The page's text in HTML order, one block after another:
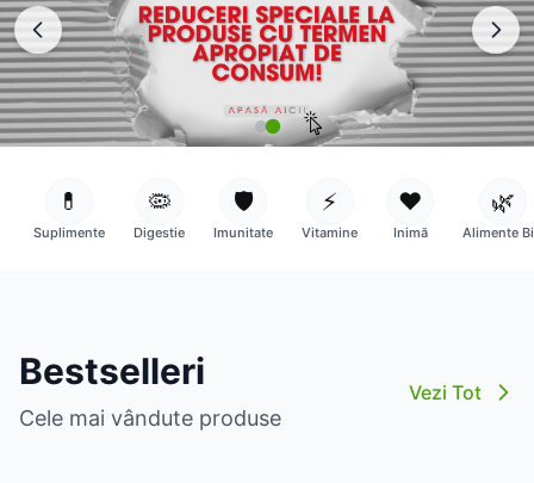
💊
Suplimente
🦠
Digestie
🛡️
Imunitate
⚡
Vitamine
❤️
Inimă
🌿
Alimente
Bestselleri
Cele mai vândute produse
Vezi Tot